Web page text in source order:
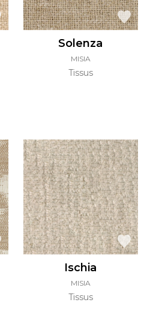
Solenza
MISIA
Tissus
Ischia
MISIA
Tissus